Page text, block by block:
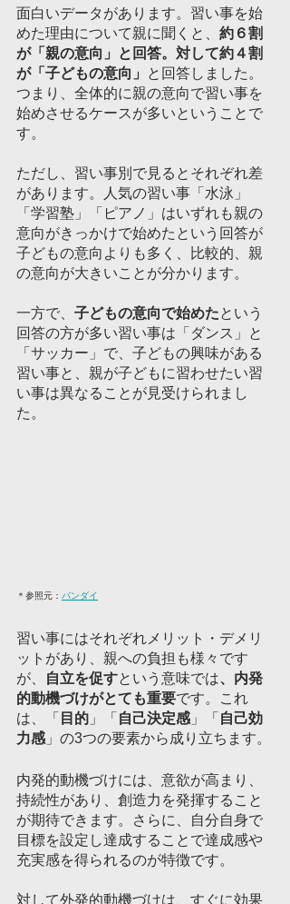
面白いデータがあります。習い事を始
めた理由について親に聞くと、 約６割
が「親の意向」と回答。対して約４割
が「子どもの意向」
と回答しました。
つまり、全体的に親の意向で習い事を
始めさせるケースが多いということで
す。
ただし、習い事別で見るとそれぞれ差
があります。人気の習い事「水泳」
「学習塾」「ピアノ」はいずれも親の
意向がきっかけで始めたという回答が
子どもの意向よりも多く、比較的、親
の意向が大きいことが分かります。
一方で、 子どもの意向で始めたという
回答の方が多い習い事は「ダンス」と
「サッカー」で、子どもの興味がある
習い事と、親が子どもに習わせたい習
い事は異なることが見受けられまし
た。
＊参照元： バンダイ
習い事にはそれぞれメリット・デメリ
ットがあり、親への負担も様々です
が、
自立を促すという意味では、内発
的動機づけがとても重要です。これ
は、「 目的 」「 自己決定感 」「 自己効
力感 」の3つの要素から成り立ちます。
内発的動機づけには、意欲が高まり、
持続性があり、創造力を発揮すること
が期待できます。さらに、自分自身で
目標を設定し達成することで達成感や
充実感を得られるのが特徴です。
対して外発的動機づけは、すぐに効果